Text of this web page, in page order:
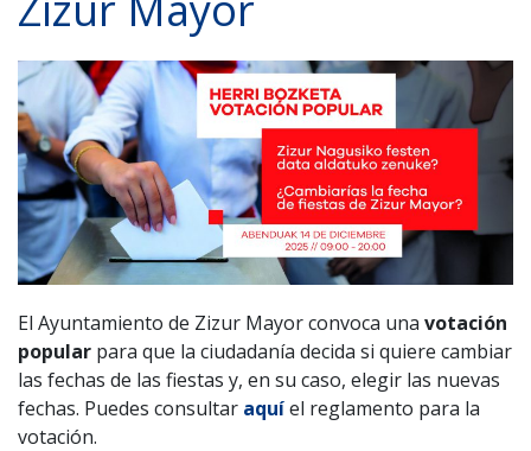
El Ayuntamiento de Zizur Mayor convoca una votación
popular para que la ciudadanía decida si quiere cambiar
las fechas de las fiestas y, en su caso, elegir las nuevas
fechas. Puedes consultar aquíel reglamento para la
votación.